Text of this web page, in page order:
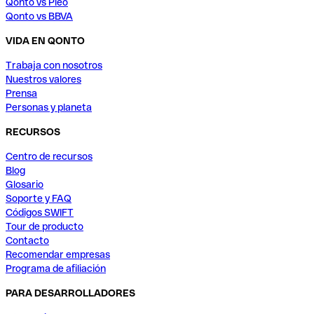
Qonto vs BBVA
VIDA EN QONTO
Trabaja con nosotros
Nuestros valores
Prensa
Personas y planeta
RECURSOS
Centro de recursos
Blog
Glosario
Soporte y FAQ
Códigos SWIFT
Tour de producto
Contacto
Recomendar empresas
Programa de afiliación
PARA DESARROLLADORES